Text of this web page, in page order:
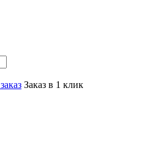
Заказ в 1 клик